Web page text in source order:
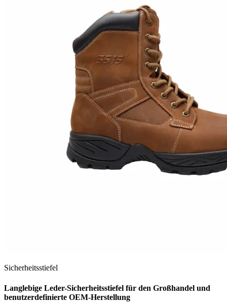
Sicherheitsstiefel
Langlebige Leder-Sicherheitsstiefel für den Großhandel und
benutzerdefinierte OEM-Herstellung